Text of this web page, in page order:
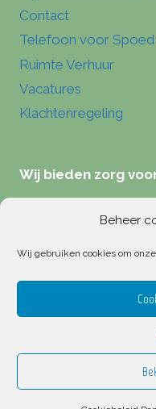
Beheer
Wij gebruiken cookies om
Contact
Telefoon voor
Ruimte Verhuur
Vacatures
Klachtenregeling
Wij bieden zorg
Verloskundigen Zeist
Verloskundigen
© 2026 Dana